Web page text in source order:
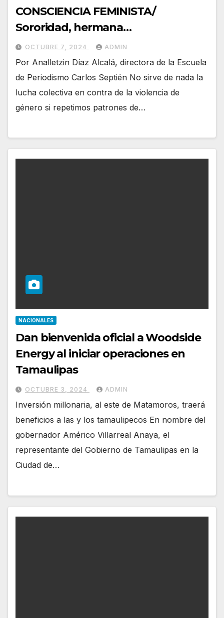
CONSCIENCIA FEMINISTA/
Sororidad, hermana…
OCTUBRE 7, 2024 ADMIN
Por Analletzin Díaz Alcalá, directora de la Escuela
de Periodismo Carlos Septién No sirve de nada la
lucha colectiva en contra de la violencia de
género si repetimos patrones de…
NACIONALES
Dan bienvenida oficial a Woodside
Energy al iniciar operaciones en
Tamaulipas
OCTUBRE 3, 2024 ADMIN
Inversión millonaria, al este de Matamoros, traerá
beneficios a las y los tamaulipecos En nombre del
gobernador Américo Villarreal Anaya, el
representante del Gobierno de Tamaulipas en la
Ciudad de…